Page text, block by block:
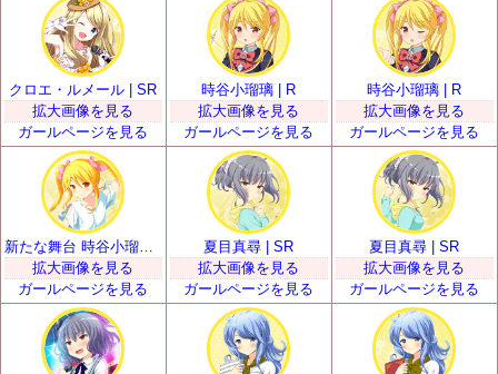
クロエ・ルメール | SR
拡大画像を見る
ガールページを見る
時谷小瑠璃 | R
拡大画像を見る
ガールページを見る
時谷小瑠璃 | R
拡大画像を見る
ガールページを見る
拡大画像を見る
ガールページを見る
夏目真尋 | SR
拡大画像を見る
ガールページを見る
夏目真尋 | SR
拡大画像を見る
ガールページを見る